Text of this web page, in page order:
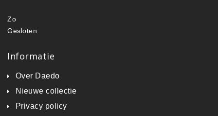
Zo
Gesloten
Informatie
Over Daedo
Nieuwe collectie
Privacy policy